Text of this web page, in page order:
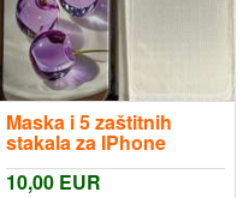
Maska i 5 zaštitnih
stakala za IPhone
16 pro.
10,00EUR